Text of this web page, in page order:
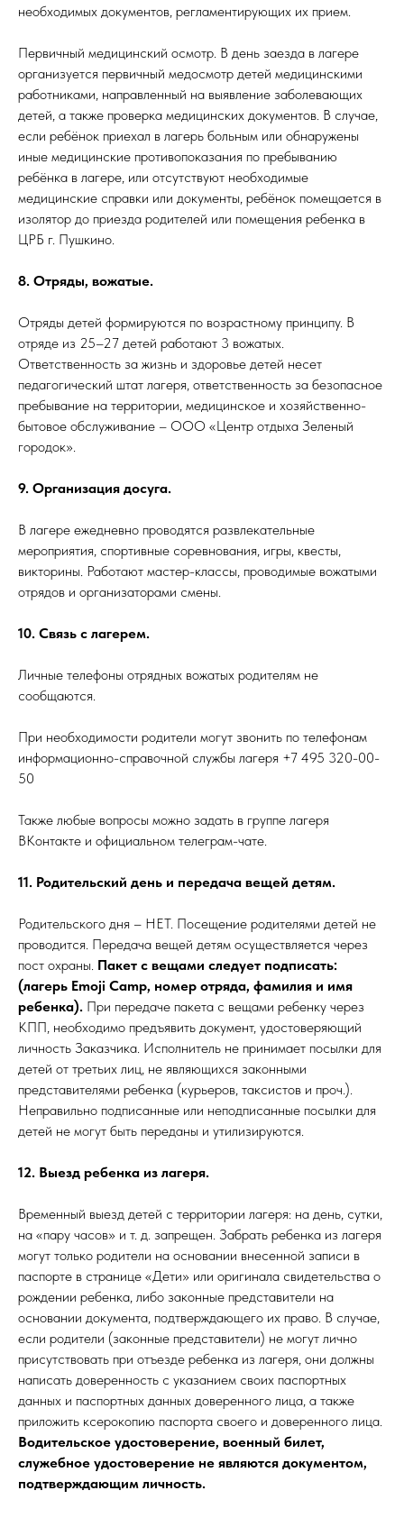
необходимых документов, регламентирующих их прием.
Первичный медицинский осмотр. В день заезда в лагере
организуется первичный медосмотр детей медицинскими
работниками, направленный на выявление заболевающих
детей, а также проверка медицинских документов. В случае,
если ребёнок приехал в лагерь больным или обнаружены
иные медицинские противопоказания по пребыванию
ребёнка в лагере, или отсутствуют необходимые
медицинские справки или документы, ребёнок помещается в
изолятор до приезда родителей или помещения ребенка в
ЦРБ г. Пушкино.
8. Отряды, вожатые.
Отряды детей формируются по возрастному принципу. В
отряде из 25–27 детей работают 3 вожатых.
Ответственность за жизнь и здоровье детей несет
педагогический штат лагеря, ответственность за безопасное
пребывание на территории, медицинское и хозяйственно-
бытовое обслуживание – ООО «Центр отдыха Зеленый
городок».
9. Организация досуга.
В лагере ежедневно проводятся развлекательные
мероприятия, спортивные соревнования, игры, квесты,
викторины. Работают мастер-классы, проводимые вожатыми
отрядов и организаторами смены.
10. Связь с лагерем.
Личные телефоны отрядных вожатых родителям не
сообщаются.
При необходимости родители могут звонить по телефонам
информационно-справочной службы лагеря +7 495 320-00-
50
Также любые вопросы можно задать в группе лагеря
ВКонтакте и официальном телеграм-чате.
11. Родительский день и передача вещей детям.
Родительского дня – НЕТ. Посещение родителями детей не
проводится. Передача вещей детям осуществляется через
пост охраны. Пакет с вещами следует подписать:
(лагерь Emoji Camp, номер отряда, фамилия и имя
ребенка). При передаче пакета с вещами ребенку через
КПП, необходимо предъявить документ, удостоверяющий
личность Заказчика. Исполнитель не принимает посылки для
детей от третьих лиц, не являющихся законными
представителями ребенка (курьеров, таксистов и проч.).
Неправильно подписанные или неподписанные посылки для
детей не могут быть переданы и утилизируются.
12. Выезд ребенка из лагеря.
Временный выезд детей с территории лагеря: на день, сутки,
на «пару часов» и т. д. запрещен. Забрать ребенка из лагеря
могут только родители на основании внесенной записи в
паспорте в странице «Дети» или оригинала свидетельства о
рождении ребенка, либо законные представители на
основании документа, подтверждающего их право. В случае,
если родители (законные представители) не могут лично
присутствовать при отъезде ребенка из лагеря, они должны
написать доверенность с указанием своих паспортных
данных и паспортных данных доверенного лица, а также
приложить ксерокопию паспорта своего и доверенного лица.
Водительское удостоверение, военный билет,
служебное удостоверение не являются документом,
подтверждающим личность.